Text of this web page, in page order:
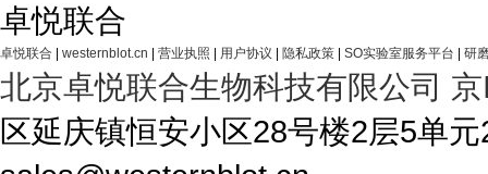
卓悦联合
卓悦联合 | westernblot.cn | 营业执照 | 用户协议 | 隐私政策 | SO实验室服务平台 | 研
北京卓悦联合生物科技有限公司
区延庆镇恒安小区28号楼2层5单